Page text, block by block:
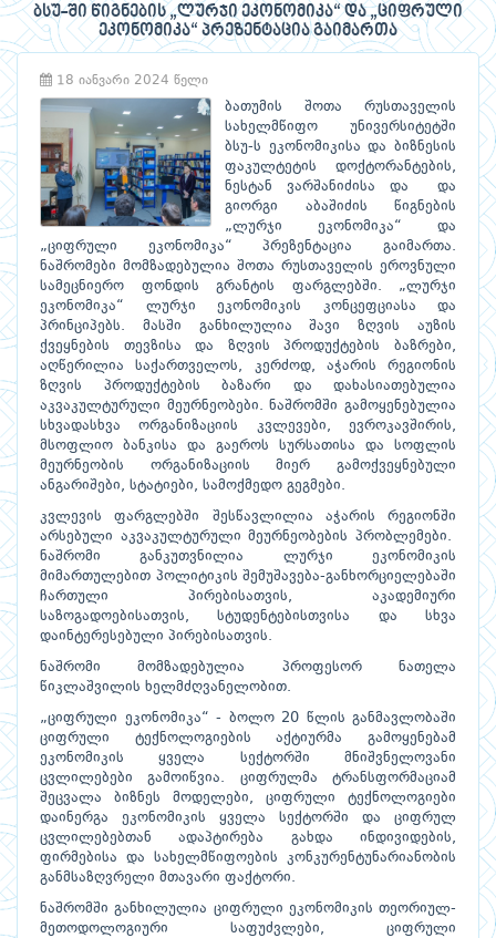
ბსუ-ში წიგნების „ლურჯი ეკონომიკა“ და „ციფრული
ეკონომიკა“ პრეზენტაცია გაიმართა
18 იანვარი 2024 წელი
ბათუმის შოთა რუსთაველის
სახელმწიფო უნივერსიტეტში
ბსუ-ს ეკონომიკისა და ბიზნესის
ფაკულტეტის დოქტორანტების,
ნესტან ვარშანიძისა და და
გიორგი აბაშიძის წიგნების
„ლურჯი ეკონომიკა“ და
„ციფრული ეკონომიკა“ პრეზენტაცია გაიმართა.
ნაშრომები მომზადებულია შოთა რუსთაველის ეროვნული
სამეცნიერო ფონდის გრანტის ფარგლებში. „ლურჯი
ეკონომიკა“ ლურჯი ეკონომიკის კონცეფციასა და
პრინციპებს. მასში განხილულია შავი ზღვის აუზის
ქვეყნების თევზისა და ზღვის პროდუქტების ბაზრები,
აღწერილია საქართველოს, კერძოდ, აჭარის რეგიონის
ზღვის პროდუქტების ბაზარი და დახასიათებულია
აკვაკულტურული მეურნეობები. ნაშრომში გამოყენებულია
სხვადასხვა ორგანიზაციის კვლევები, ევროკავშირის,
მსოფლიო ბანკისა და გაეროს სურსათისა და სოფლის
მეურნეობის ორგანიზაციის მიერ გამოქვეყნებული
ანგარიშები, სტატიები, სამოქმედო გეგმები.
კვლევის ფარგლებში შესწავლილია აჭარის რეგიონში
არსებული აკვაკულტურული მეურნეობების პრობლემები.
ნაშრომი განკუთვნილია ლურჯი ეკონომიკის
მიმართულებით პოლიტიკის შემუშავება-განხორციელებაში
ჩართული პირებისათვის, აკადემიური
საზოგადოებისათვის, სტუდენტებისთვისა და სხვა
დაინტერესებული პირებისათვის.
ნაშრომი მომზადებულია პროფესორ ნათელა
წიკლაშვილის ხელმძღვანელობით.
„ციფრული ეკონომიკა“ - ბოლო 20 წლის განმავლობაში
ციფრული ტექნოლოგიების აქტიურმა გამოყენებამ
ეკონომიკის ყველა სექტორში მნიშვნელოვანი
ცვლილებები გამოიწვია. ციფრულმა ტრანსფორმაციამ
შეცვალა ბიზნეს მოდელები, ციფრული ტექნოლოგიები
დაინერგა ეკონომიკის ყველა სექტორში და ციფრულ
ცვლილებებთან ადაპტირება გახდა ინდივიდების,
ფირმებისა და სახელმწიფოების კონკურენტუნარიანობის
განმსაზღვრელი მთავარი ფაქტორი.
ნაშრომში განხილულია ციფრული ეკონომიკის თეორიულ-
მეთოდოლოგიური საფუძვლები, ციფრული